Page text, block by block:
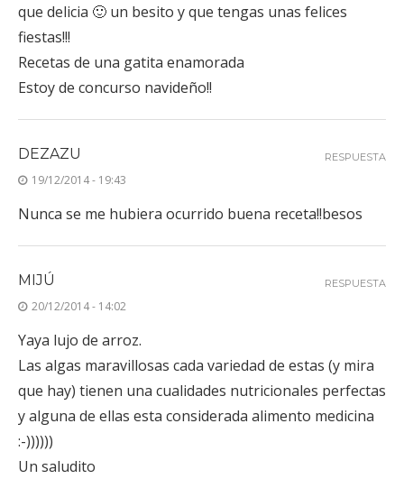
que delicia 🙂 un besito y que tengas unas felices
fiestas!!!
Recetas de una gatita enamorada
Estoy de concurso navideño!!
DEZAZU
19/12/2014 - 19:43
Nunca se me hubiera ocurrido buena receta!!besos
RESPUESTA
MIJÚ
20/12/2014 - 14:02
Yaya lujo de arroz.
Las algas maravillosas cada variedad de estas (y mira
que hay) tienen una cualidades nutricionales perfectas
y alguna de ellas esta considerada alimento medicina
:-))))))
Un saludito
RESPUESTA